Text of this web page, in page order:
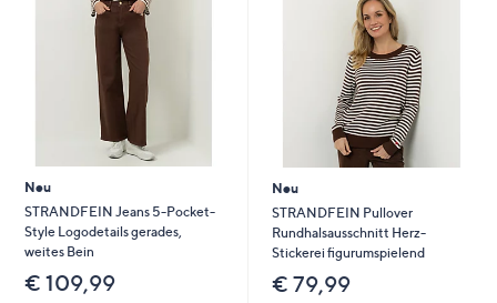
um
diese
anzuzeigen.
Neu
STRANDFEIN Jeans 5-Pocket-
Style Logodetails gerades,
weites Bein
€ 109,99
Neu
STRANDFEIN Pullover
Rundhalsausschnitt Herz-
Stickerei figurumspielend
€ 79,99